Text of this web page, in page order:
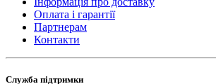
Оплата і гарантії
Партнерам
Контакти
Служба підтримки